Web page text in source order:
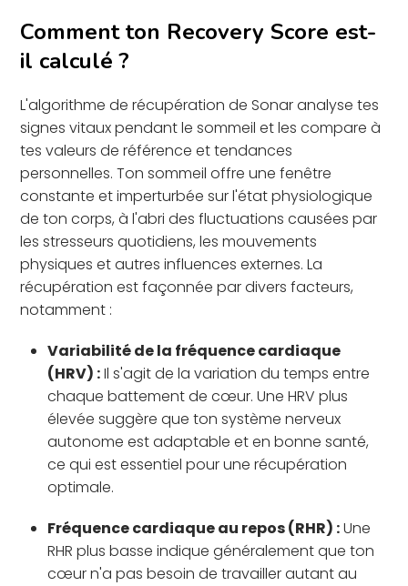
Comment ton Recovery Score est-
il calculé ?
L'algorithme de récupération de Sonar analyse tes
signes vitaux pendant le sommeil et les compare à
tes valeurs de référence et tendances
personnelles. Ton sommeil offre une fenêtre
constante et imperturbée sur l'état physiologique
de ton corps, à l'abri des fluctuations causées par
les stresseurs quotidiens, les mouvements
physiques et autres influences externes. La
récupération est façonnée par divers facteurs,
notamment :
Variabilité de la fréquence cardiaque
(HRV) :Il s'agit de la variation du temps entre
chaque battement de cœur. Une HRV plus
élevée suggère que ton système nerveux
autonome est adaptable et en bonne santé,
ce qui est essentiel pour une récupération
optimale.
Fréquence cardiaque au repos (RHR) :Une
RHR plus basse indique généralement que ton
cœur n'a pas besoin de travailler autant au